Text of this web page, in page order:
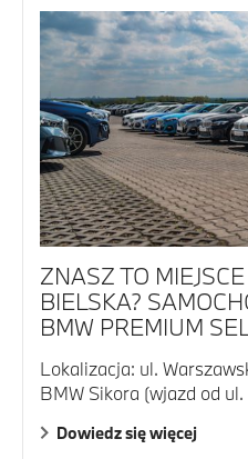
ZNASZ TO
BIELSKA?
BMW PREMIUM
Lokalizacja: ul.
BMW Sikora (wjazd od ul.
Dowiedz się więcej